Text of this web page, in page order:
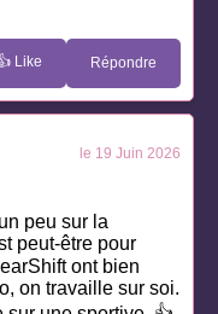
Like Répondre
le 19 Juin 2026
peu sur la
peut-être pour
ont bien
on travaille sur soi.